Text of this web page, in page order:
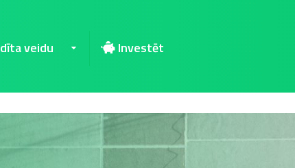
veidu
Investēt